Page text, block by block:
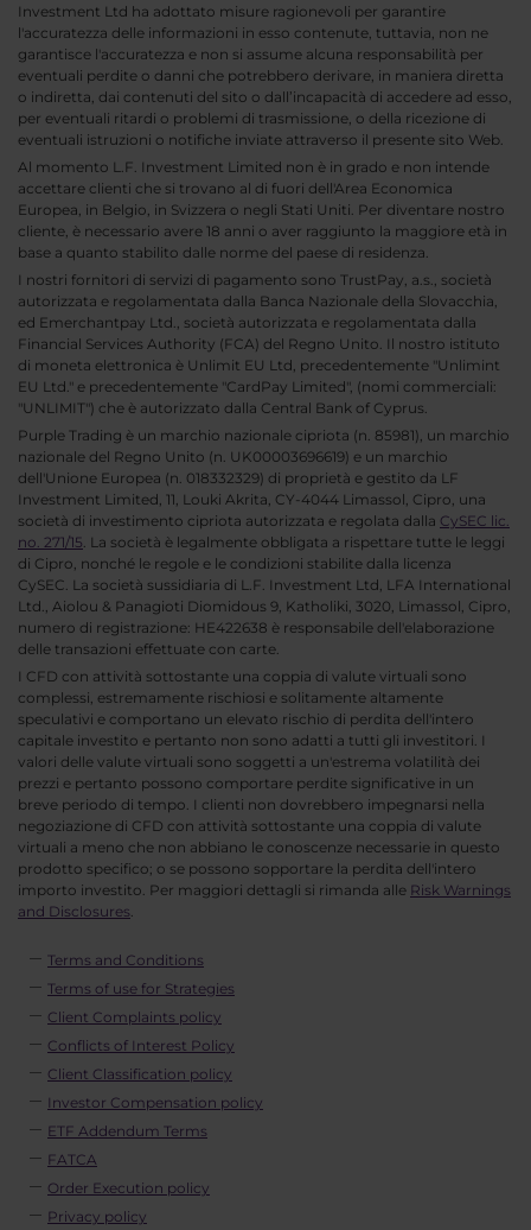
Investment Ltd ha adottato misure ragionevoli per garantire
l'accuratezza delle informazioni in esso contenute, tuttavia, non ne
garantisce l'accuratezza e non si assume alcuna responsabilità per
eventuali perdite o danni che potrebbero derivare, in maniera diretta
o indiretta, dai contenuti del sito o dall’incapacità di accedere ad esso,
per eventuali ritardi o problemi di trasmissione, o della ricezione di
eventuali istruzioni o notifiche inviate attraverso il presente sito Web.
Al momento L.F. Investment Limited non è in grado e non intende
accettare clienti che si trovano al di fuori dell'Area Economica
Europea, in Belgio, in Svizzera o negli Stati Uniti. Per diventare nostro
cliente, è necessario avere 18 anni o aver raggiunto la maggiore età in
base a quanto stabilito dalle norme del paese di residenza.
I nostri fornitori di servizi di pagamento sono TrustPay, a.s., società
autorizzata e regolamentata dalla Banca Nazionale della Slovacchia,
ed Emerchantpay Ltd., società autorizzata e regolamentata dalla
Financial Services Authority (FCA) del Regno Unito. Il nostro istituto
di moneta elettronica è Unlimit EU Ltd, precedentemente "Unlimint
EU Ltd." e precedentemente "CardPay Limited", (nomi commerciali:
"UNLIMIT") che è autorizzato dalla Central Bank of Cyprus.
Purple Trading è un marchio nazionale cipriota (n. 85981), un marchio
nazionale del Regno Unito (n. UK00003696619) e un marchio
dell'Unione Europea (n. 018332329) di proprietà e gestito da LF
Investment Limited, 11, Louki Akrita, CY-4044 Limassol, Cipro, una
società di investimento cipriota autorizzata e regolata dalla CySEC lic.
no. 271/15 . La società è legalmente obbligata a rispettare tutte le leggi
di Cipro, nonché le regole e le condizioni stabilite dalla licenza
CySEC. La società sussidiaria di L.F. Investment Ltd, LFA International
Ltd., Aiolou & Panagioti Diomidous 9, Katholiki, 3020, Limassol, Cipro,
numero di registrazione: HE422638 è responsabile dell'elaborazione
delle transazioni effettuate con carte.
I CFD con attività sottostante una coppia di valute virtuali sono
complessi, estremamente rischiosi e solitamente altamente
speculativi e comportano un elevato rischio di perdita dell'intero
capitale investito e pertanto non sono adatti a tutti gli investitori. I
valori delle valute virtuali sono soggetti a un'estrema volatilità dei
prezzi e pertanto possono comportare perdite significative in un
breve periodo di tempo. I clienti non dovrebbero impegnarsi nella
negoziazione di CFD con attività sottostante una coppia di valute
virtuali a meno che non abbiano le conoscenze necessarie in questo
prodotto specifico; o se possono sopportare la perdita dell'intero
importo investito. Per maggiori dettagli si rimanda alle Risk Warnings
and Disclosures
Terms and Conditions
Terms of use for Strategies
Client Complaints policy
Conflicts of Interest Policy
Client Classification policy
Investor Compensation policy
ETF Addendum Terms
FATCA
Order Execution policy
Privacy policy